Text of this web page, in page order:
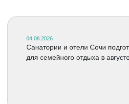
04.08.2026
Санатории и отели Сочи
для семейного отдыха в